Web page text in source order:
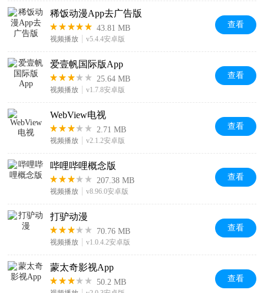
稀饭动漫App去广告版
43.81 MB
视频播放 v5.4.4安卓版
查看
爱壹帆国际版App
25.64 MB
视频播放 v1.7.8安卓版
查看
WebView电视
2.71 MB
视频播放 v2.1.2安卓版
查看
哔哩哔哩概念版
207.38 MB
视频播放 v8.96.0安卓版
查看
打驴动漫
70.76 MB
视频播放 v1.0.4.2安卓版
查看
蒙太奇影视App
50.2 MB 查看